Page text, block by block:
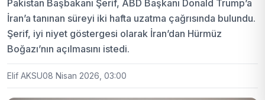
Pakistan Başbakanı Şerif, ABD Başkanı Donald Trump’a
İran’a tanınan süreyi iki hafta uzatma çağrısında bulundu.
Şerif, iyi niyet göstergesi olarak İran’dan Hürmüz
Boğazı’nın açılmasını istedi.
Elif AKSU08 Nisan 2026, 03:00